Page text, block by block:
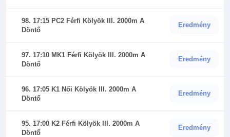
98. 17:15 PC2 Férfi Kölyök III. 2000m A
Döntő
Eredmény
97. 17:10 MK1 Férfi Kölyök III. 2000m A
Döntő
Eredmény
96. 17:05 K1 Női Kölyök III. 2000m A
Döntő
Eredmény
95. 17:00 K2 Férfi Kölyök III. 2000m A
Döntő
Eredmény